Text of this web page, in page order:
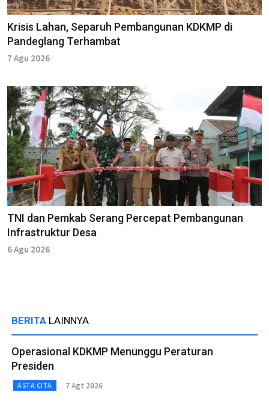
Krisis Lahan, Separuh Pembangunan KDKMP di
Pandeglang Terhambat
7 Agu 2026
TNI dan Pemkab Serang Percepat Pembangunan
Infrastruktur Desa
6 Agu 2026
BERITA LAINNYA
Operasional KDKMP Menunggu Peraturan
Presiden
ASTA CITA 7 Agt 2026